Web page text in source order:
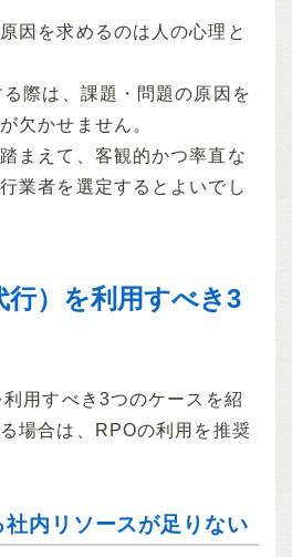
因を求めるのは人の心理と
際は、課題・問題の原因を
欠かせません。
まえて、客観的かつ率直な
業者を選定するとよいでし
行）を利用すべき3
用すべき3つのケースを紹
場合は、RPOの利用を推奨
内リソースが足りない